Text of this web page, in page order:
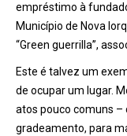
empréstimo à
Município de Nova
“Green guerrilla”,
Este é talvez um
de ocupar um lugar.
atos pouco comuns
gradeamento, para